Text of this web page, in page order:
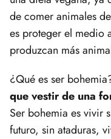
de comer animales
es proteger el medio
produzcan más
¿Qué es ser
que vestir de una
Ser bohemia es vivir
futuro, sin ataduras,